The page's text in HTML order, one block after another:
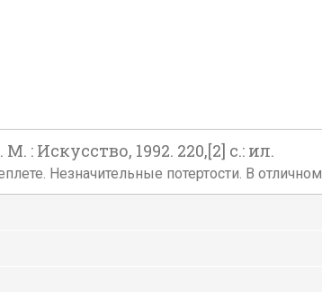
: Искусство, 1992. 220,[2] с.: ил.
Незначительные потертости. В